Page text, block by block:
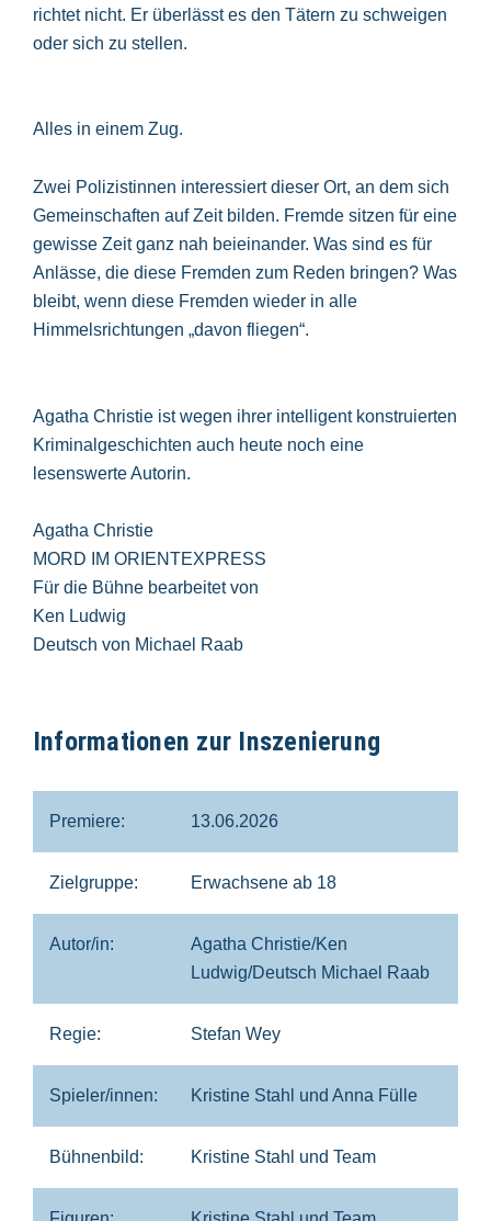
richtet nicht. Er überlässt es den Tätern zu schweigen
oder sich zu stellen.
Alles in einem Zug.
Zwei Polizistinnen interessiert dieser Ort, an dem sich
Gemeinschaften auf Zeit bilden. Fremde sitzen für eine
gewisse Zeit ganz nah beieinander. Was sind es für
Anlässe, die diese Fremden zum Reden bringen? Was
bleibt, wenn diese Fremden wieder in alle
Himmelsrichtungen „davon fliegen“.
Agatha Christie ist wegen ihrer intelligent konstruierten
Kriminalgeschichten auch heute noch eine
lesenswerte Autorin.
Agatha Christie
MORD IM ORIENTEXPRESS
Für die Bühne bearbeitet von
Ken Ludwig
Deutsch von Michael Raab
Informationen zur Inszenierung
Premiere: 13.06.2026
Zielgruppe: Erwachsene ab 18
Autor/in:
Agatha Christie/Ken
Ludwig/Deutsch Michael Raab
Regie: Stefan Wey
Spieler/innen: Kristine Stahl und Anna Fülle
Bühnenbild: Kristine Stahl und Team